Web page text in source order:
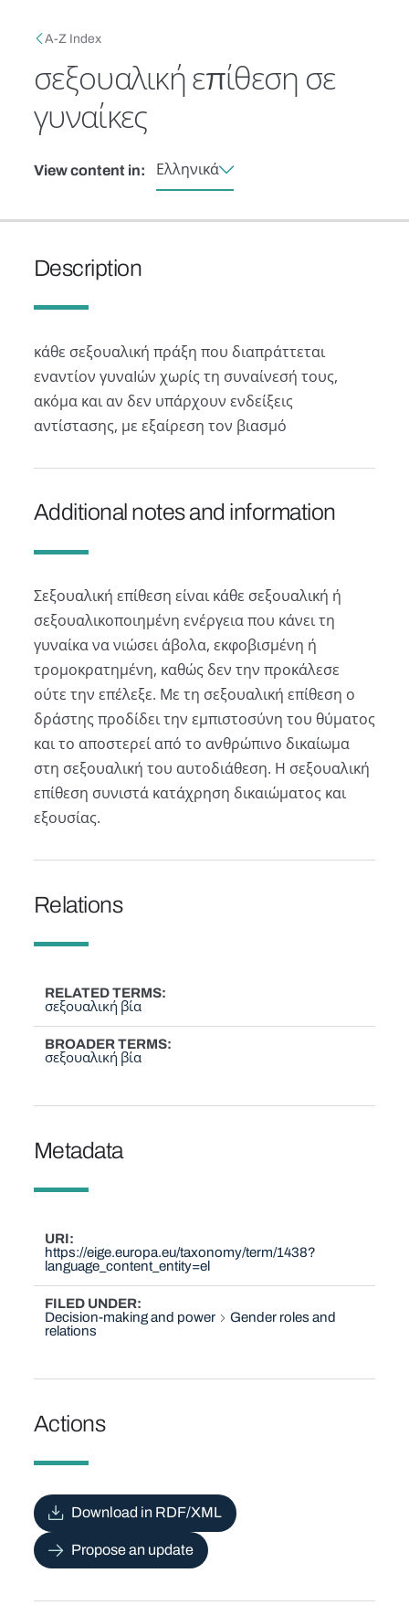
Breadcrumb
A-Z Index
σεξουαλική επίθεση σε
γυναίκες
View content in: Ελληνικά
Description
κάθε σεξουαλική πράξη που διαπράττεται
εναντίον γυναΙών χωρίς τη συναίνεσή τους,
ακόμα και αν δεν υπάρχουν ενδείξεις
αντίστασης, με εξαίρεση τον βιασμό
Additional notes and information
Σεξουαλική επίθεση είναι κάθε σεξουαλική ή
σεξουαλικοποιημένη ενέργεια που κάνει τη
γυναίκα να νιώσει άβολα, εκφοβισμένη ή
τρομοκρατημένη, καθώς δεν την προκάλεσε
ούτε την επέλεξε. Με τη σεξουαλική επίθεση ο
δράστης προδίδει την εμπιστοσύνη του θύματος
και το αποστερεί από το ανθρώπινο δικαίωμα
στη σεξουαλική του αυτοδιάθεση. Η σεξουαλική
επίθεση συνιστά κατάχρηση δικαιώματος και
εξουσίας.
Relations
RELATED TERMS
σεξουαλική βία
BROADER TERMS
σεξουαλική βία
Metadata
URI
https://eige.europa.eu/taxonomy/term/1438?
language_content_entity=el
FILED UNDER
Decision-making and power
Gender roles and
relations
Actions
Download in RDF/XML
Propose an update